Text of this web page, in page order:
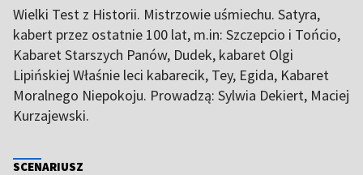
Wielki Test z Historii. Mistrzowie uśmiechu. Satyra,
kabert przez ostatnie 100 lat, m.in: Szczepcio i Tońcio,
Kabaret Starszych Panów, Dudek, kabaret Olgi
Lipińskiej Właśnie leci kabarecik, Tey, Egida, Kabaret
Moralnego Niepokoju. Prowadzą: Sylwia Dekiert, Maciej
Kurzajewski.
SCENARIUSZ